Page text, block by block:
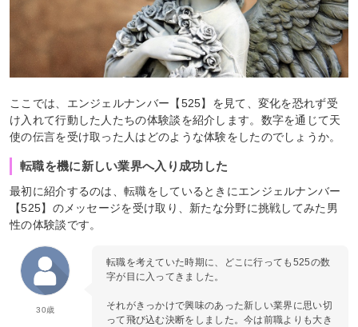
ここでは、エンジェルナンバー【525】を見て、変化を恐れず受
け入れて行動した人たちの体験談を紹介します。数字を通じて天
使の伝言を受け取った人はどのような体験をしたのでしょうか。
転職を機に新しい業界へ入り成功した
最初に紹介するのは、転職をしているときにエンジェルナンバー
【525】のメッセージを受け取り、新たな分野に挑戦してみた男
性の体験談です。
30歳
転職を考えていた時期に、どこに行っても525の数
字が目に入ってきました。
それがきっかけで興味のあった新しい業界に思い切
って飛び込む決断をしました。今は前職よりも大き